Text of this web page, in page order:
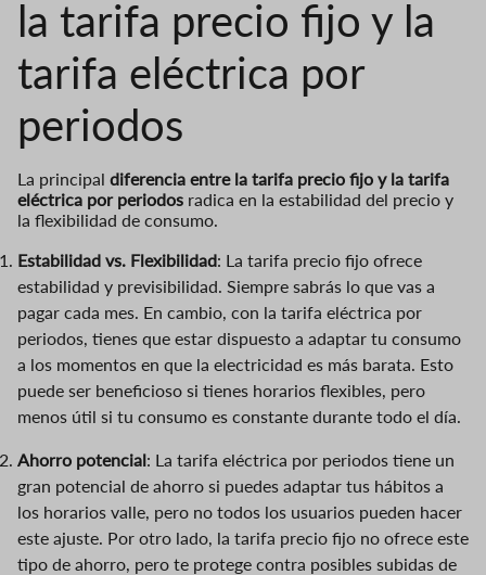
la tarifa precio fijo y la
tarifa eléctrica por
periodos
La principal diferencia entre la tarifa precio fijo y la tarifa
eléctrica por periodos radica en la estabilidad del precio y
la flexibilidad de consumo.
Estabilidad vs. Flexibilidad: La tarifa precio fijo ofrece
estabilidad y previsibilidad. Siempre sabrás lo que vas a
pagar cada mes. En cambio, con la tarifa eléctrica por
periodos, tienes que estar dispuesto a adaptar tu consumo
a los momentos en que la electricidad es más barata. Esto
puede ser beneficioso si tienes horarios flexibles, pero
menos útil si tu consumo es constante durante todo el día.
Ahorro potencial: La tarifa eléctrica por periodos tiene un
gran potencial de ahorro si puedes adaptar tus hábitos a
los horarios valle, pero no todos los usuarios pueden hacer
este ajuste. Por otro lado, la tarifa precio fijo no ofrece este
tipo de ahorro, pero te protege contra posibles subidas de